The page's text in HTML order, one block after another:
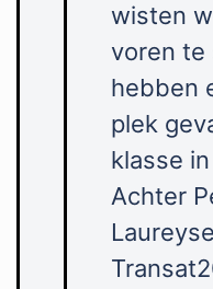
wisten
voren te
hebben
plek
klasse
Achter